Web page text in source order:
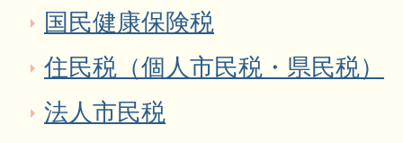
国民健康保険税
住民税（個人市民税・県民税）
法人市民税